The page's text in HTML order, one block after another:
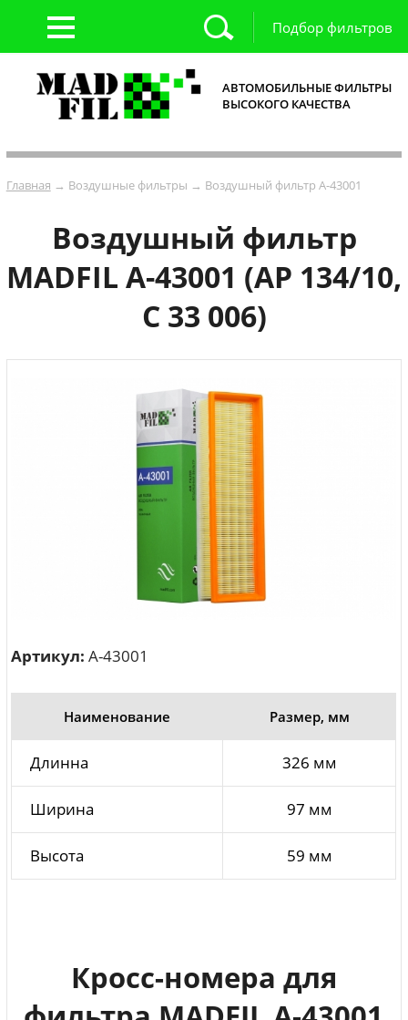
Подбор фильтров
АВТОМОБИЛЬНЫЕ ФИЛЬТРЫ
ВЫСОКОГО КАЧЕСТВА
Главная → Воздушные фильтры → Воздушный фильтр A-43001
Воздушный фильтр
MADFIL A-43001 (AP 134/10,
C 33 006)
Артикул: A-43001
Наименование Размер, мм
Длинна 326 мм
Ширина 97 мм
Высота 59 мм
Кросс-номера для